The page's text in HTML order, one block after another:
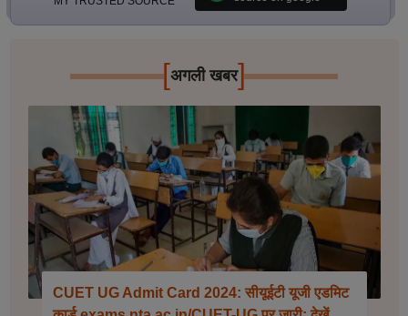
[अगली खबर]
CUET UG Admit Card 2024: सीयूईटी यूजी एडमिट